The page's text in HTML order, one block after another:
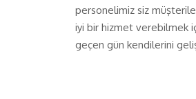
personelimiz siz
iyi bir hizmet verebilmek
geçen gün kendilerini